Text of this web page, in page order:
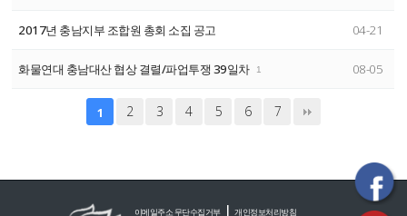
2017년 충남지부 조합원 총회 소집 공고 04-21
화물연대 충남대산 협상 결렬/파업투쟁 39일차 1 08-05
1 2 3 4 5 6 7
이메일주소 무단수집거부|개인정보처리방침